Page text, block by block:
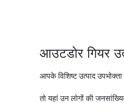
आउटडोर गियर
आपके विशिष्ट उत्पाद
तो यहां उन लोगों की